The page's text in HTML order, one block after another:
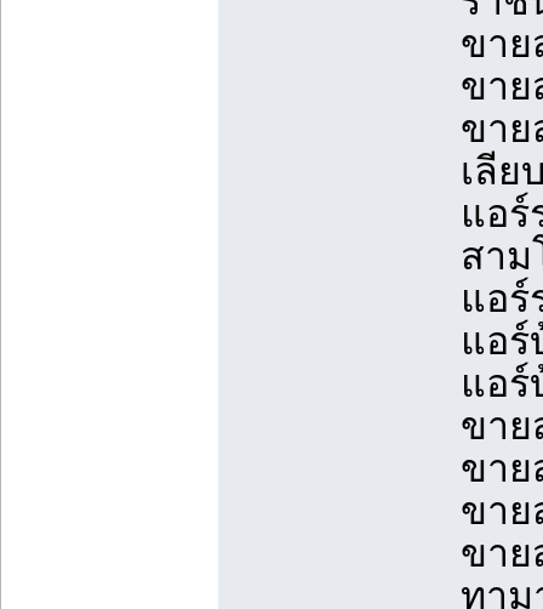
ขาย
ขาย
ขาย
เลีย
แอ
สาม
แอร์
แอร์
แอร์
ขาย
ขาย
ขาย
ขาย
ทาม